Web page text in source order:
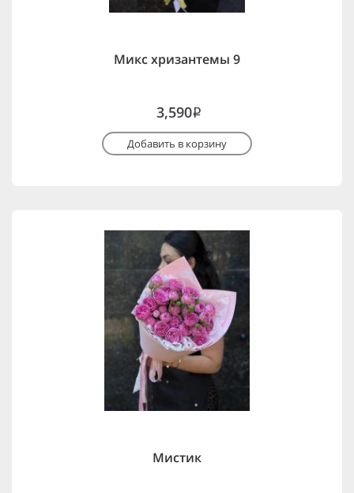
Микс хризантемы 9
3,590i
Добавить в корзину
Мистик